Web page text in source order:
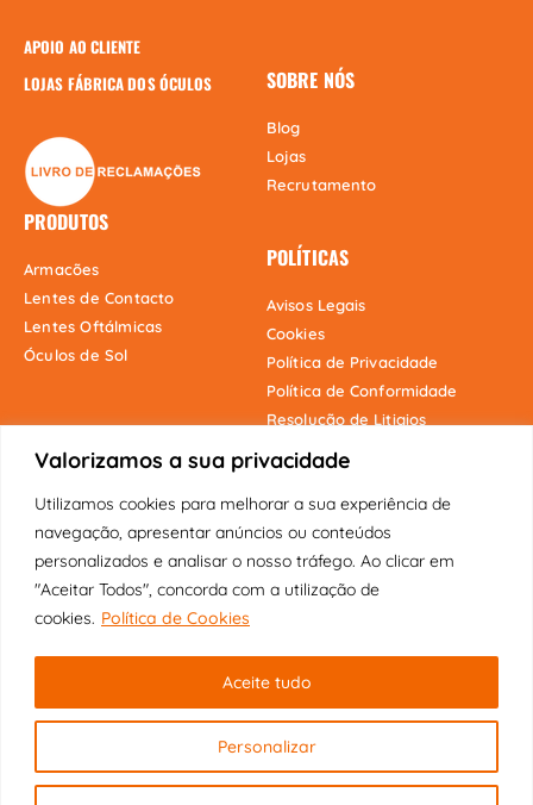
Valorizamos a sua privacidade
Utilizamos cookies para melhorar a sua experiência de
navegação, apresentar anúncios ou conteúdos
personalizados e analisar o nosso tráfego. Ao clicar em
"Aceitar Todos", concorda com a utilização de
cookies. Política de Cookies
Personalizar
Aceite tudo
APOIO AO CLIENTE
LOJAS FÁBRICA DOS ÓCULOS
SOBRE NÓS
Blog
Lojas
Recrutamento
PRODUTOS
Armacões
Lentes de Contacto
Lentes Oftálmicas
Óculos de Sol
POLÍTICAS
Avisos Legais
Cookies
Política de Privacidade
Política de Conformidade
Resolução de Litigios
Onde estamos
Original | Visão Pioneira Lda | Todos
os direitos reservados.